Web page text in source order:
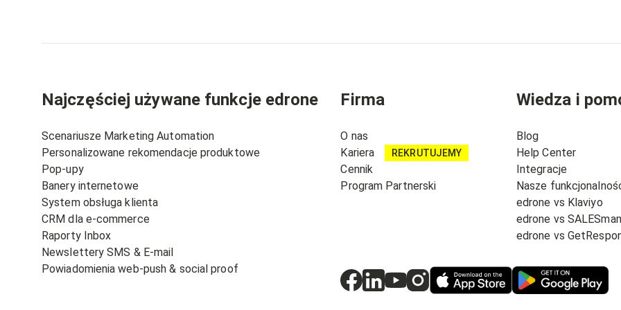
Najczęściej używane funkcje edrone
Scenariusze Marketing Automation
Personalizowane rekomendacje produktowe
Pop-upy
Banery internetowe
System obsługa klienta
CRM dla e-commerce
Raporty Inbox
Newslettery SMS & E-mail
Powiadomienia web-push & social proof
Firma
O nas
Kariera
REKRUTUJEMY
Cennik
Program Partnerski
Wiedza i
Blog
Help Center
Integracje
Nasze
edrone vs Klaviyo
edrone vs
edrone vs